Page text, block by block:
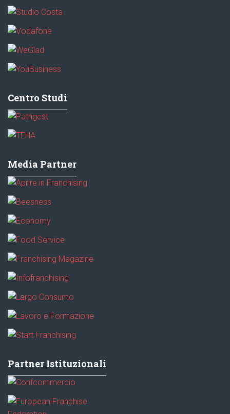
Centro Studi
Media Partner
Partner Istituzionali